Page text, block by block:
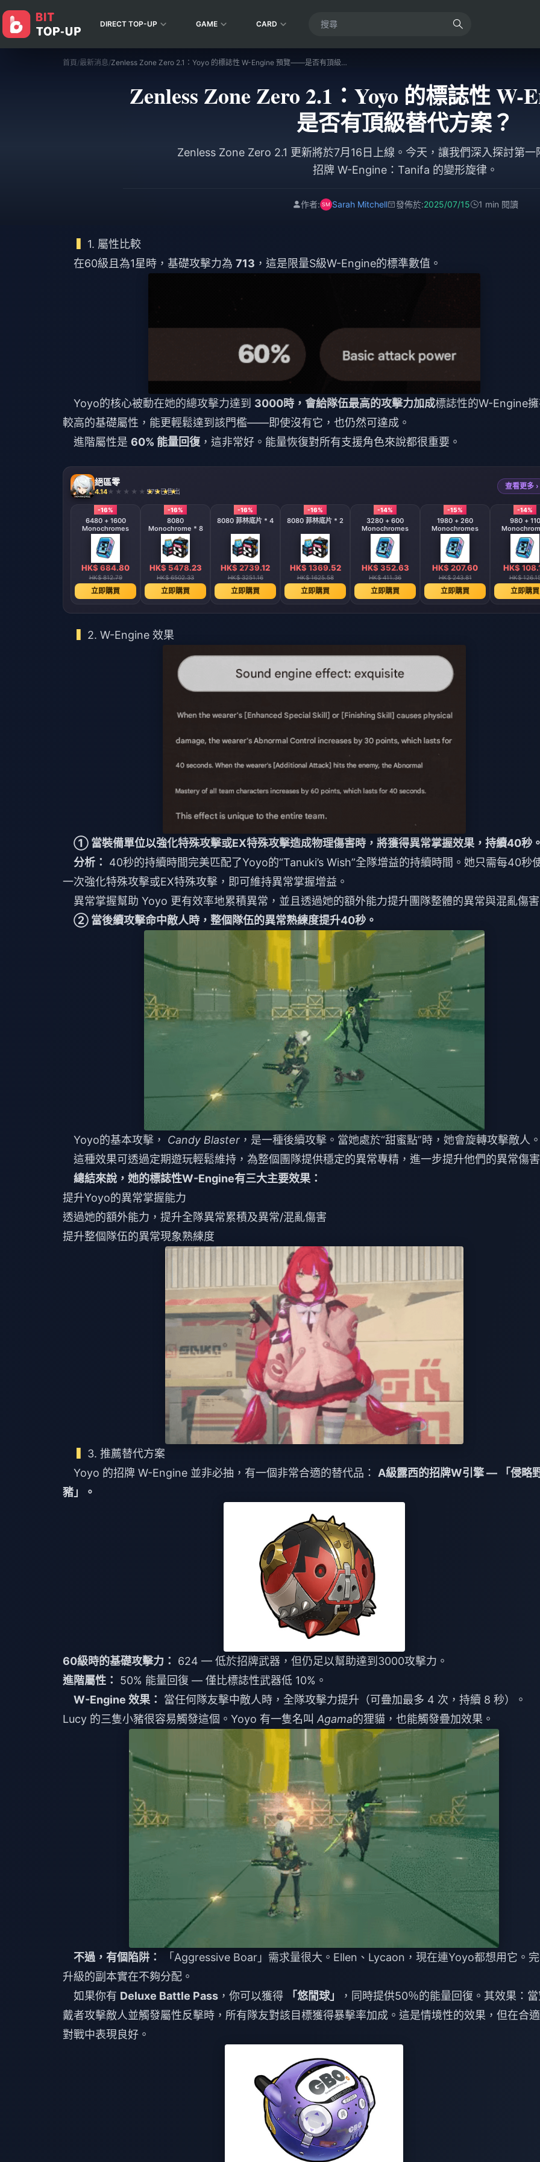
DIRECT TOP-UP GAME CARD
首頁/最新消息/ Zenless Zone Zero 2.1：Yoyo 的標誌性 W-Engine 預覽——是否有頂級替代方案？
Zenless Zone Zero 2.1：Yoyo 的標誌性
是否有頂級替代方案？
Zenless Zone Zero 2.1 更新將於7月16日上線。今天，讓我們深入探討第
招牌 W-Engine：Tanifa 的變形旋律。
作者: Sarah Mitchell 發佈於:2025/07/15 1 min 閱讀
1. 屬性比較
在60級且為1星時，基礎攻擊力為 713 ，這是限量S級W-Engine的標準數值。
Yoyo的核心被動在她的總攻擊力達到 3000時，會給隊伍最高的攻擊力加成標誌性的W-Engine
較高的基礎屬性，能更輕鬆達到該門檻——即使沒有它，也仍然可達成。
進階屬性是 60% 能量回復 ，這非常好。能量恢復對所有支援角色來說都很重要。
絕區零
4.14 579 已售出
查看更多 ›
-16%
6480 + 1600
Monochromes
HK$ 684.80
HK$ 812.79
立即購買
-16%
8080
Monochrome * 8
HK$ 5478.23
HK$ 6502.33
立即購買
-16%
8080 菲林底片 * 4
HK$ 2739.12
HK$ 3251.16
立即購買
-16%
8080 菲林底片 * 2
HK$ 1369.52
HK$ 1625.58
立即購買
-14%
3280 + 600
Monochromes
HK$ 352.63
HK$ 411.36
立即購買
-15%
1980 + 260
Monochromes
HK$ 207.60
HK$ 243.81
立即購買
-14%
980 + 110
HK$
HK$
立即購買
2. W-Engine 效果
① 當裝備單位以強化特殊攻擊或EX特殊攻擊造成物理傷害時，將獲得異常掌握效果，持續40秒
分析：
40秒的持續時間完美匹配了Yoyo的“Tanuki’s Wish”全隊增益的持續時間。她只需每40秒
一次強化特殊攻擊或EX特殊攻擊，即可維持異常掌握增益。
異常掌握幫助 Yoyo 更有效率地累積異常，並且透過她的額外能力提升團隊整體的異常與混亂傷
② 當後續攻擊命中敵人時，整個隊伍的異常熟練度提升40秒。
Yoyo的基本攻擊， Candy Blaster ，是一種後續攻擊。當她處於“甜蜜點”時，她會旋轉攻擊敵人
這種效果可透過定期遊玩輕鬆維持，為整個團隊提供穩定的異常專精，進一步提升他們的異常傷
總結來說，她的標誌性W-Engine有三大主要效果：
提升Yoyo的異常掌握能力
透過她的額外能力，提升全隊異常累積及異常/混亂傷害
提升整個隊伍的異常現象熟練度
3. 推薦替代方案
Yoyo 的招牌 W-Engine 並非必抽，有一個非常合適的替代品： A級露西的招牌W引擎 — 「侵略
豬」。
60級時的基礎攻擊力：
624 — 低於招牌武器，但仍足以幫助達到3000攻擊力。
進階屬性：
50% 能量回復 — 僅比標誌性武器低 10%。
W-Engine 效果：
當任何隊友擊中敵人時，全隊攻擊力提升（可疊加最多 4 次，持續 8 秒）。
Lucy 的三隻小豬很容易觸發這個。Yoyo 有一隻名叫 Agama的狸貓，也能觸發疊加效果。
不過，有個陷阱：
「Aggressive Boar」需求量很大。Ellen、Lycaon，現在連Yoyo都想用它。
升級的副本實在不夠分配。
如果你有 Deluxe Battle Pass ，你可以獲得 「悠閒球」
，同時提供50％的能量回復。其效果：
戴者攻擊敵人並觸發屬性反擊時，所有隊友對該目標獲得暴擊率加成。這是情境性的效果，但在合
對戰中表現良好。